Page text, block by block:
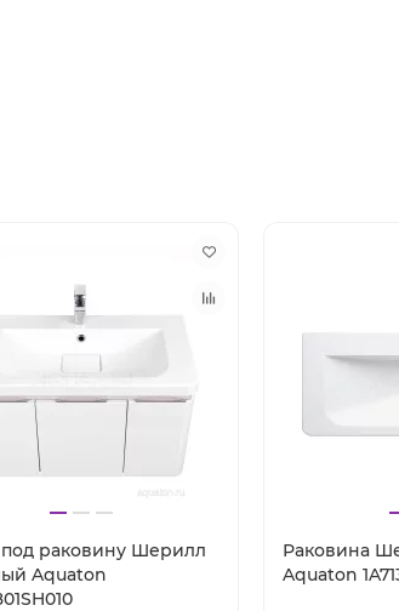
раковину Шерилл
Aquaton
Раковина
Aquaton